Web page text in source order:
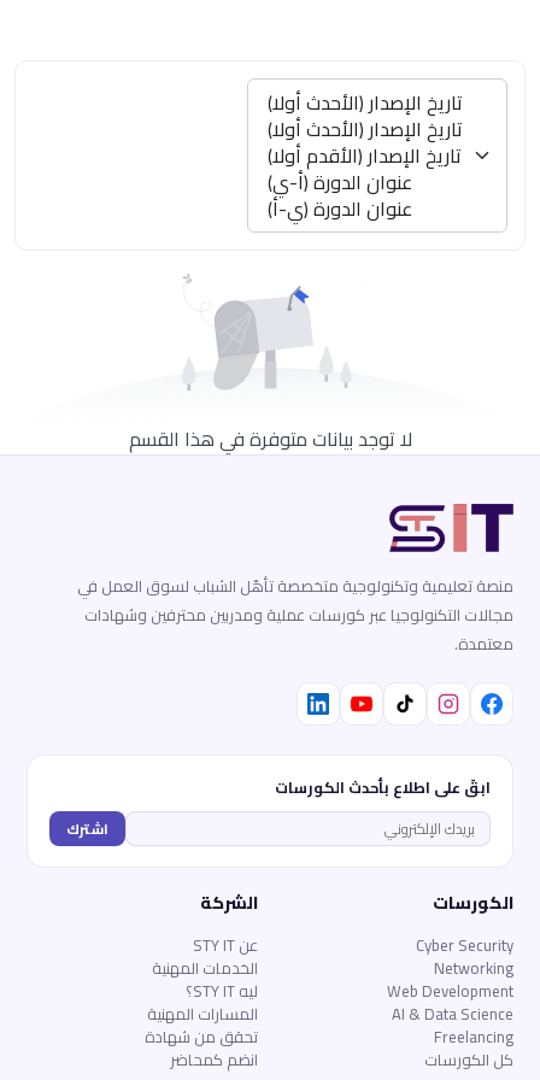
تاريخ الإصدار (الأحدث أولا)
تاريخ الإصدار (الأحدث أولا)
تاريخ الإصدار (الأقدم أولا)
عنوان الدورة (أ-ي)
عنوان الدورة (ي-أ)
لا توجد بيانات متوفرة في هذا القسم
منصة تعليمية وتكنولوجية متخصصة تأهّل الشباب لسوق العمل في
مجالات التكنولوجيا عبر كورسات عملية ومدربين محترفين وشهادات
معتمدة.
ابقَ على اطلاع بأحدث الكورسات
اشترك
الكورسات
Cyber Security
Networking
Web Development
AI & Data Science
Freelancing
كل الكورسات
الشركة
عن STY IT
الخدمات المهنية
ليه STY IT؟
المسارات المهنية
تحقق من شهادة
انضم كمحاضر